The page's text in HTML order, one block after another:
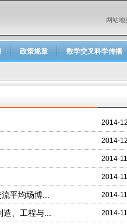
网站地
政策规章 数学交叉科学传播
2014-
2014-
2014-
2014-
平均场博... 2014-
、工程与... 2014-